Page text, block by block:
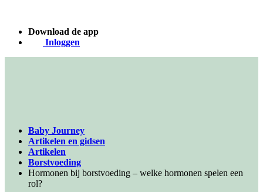
Download de app
Inloggen
Baby Journey
Artikelen en gidsen
Artikelen
Borstvoeding
Hormonen bij borstvoeding – welke hormonen spelen een
rol?